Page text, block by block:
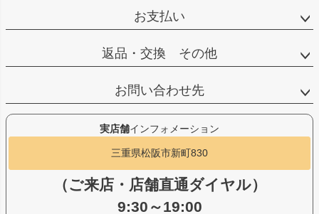
お支払い
返品・交換 その他
お問い合わせ先
実店舗インフォメーション
三重県松阪市新町830
（ご来店・店舗直通ダイヤル）
9:30～19:00